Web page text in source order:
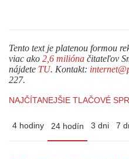
Tento text je platenou formou
viac ako 2,6 milióna čitateľov
nájdete TU. Kontakt:
227.
NAJČÍTANEJŠIE TLAČOVÉ
4 hodiny 24 hodín 3 dni 7